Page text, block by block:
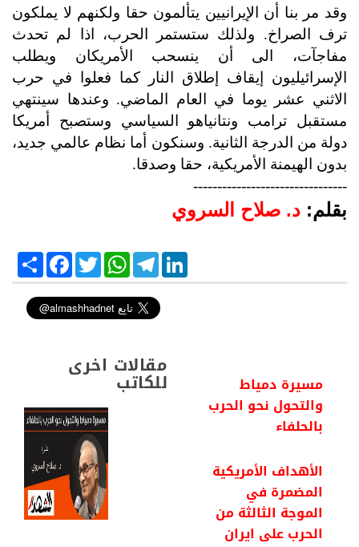
وقد مر بنا أن الإيرانيين يتألمون حقا ولكنهم لا يملكون
ترف الصراخ. ولذلك ستستمر الحرب، اذا لم تحدث
مفاجآت، الى أن ينسحب الأمريكان ويطلب
الإسرائيليون إيقاف إطلاق النار كما فعلوا في حرب
الاثني عشر يوما في العام الماضي. وعندها سينتهي
مستقبل ترامب ونتانياهو السياسي وستصبح أمريكا
دولة من الدرجة الثانية. وسنكون أما نظام عالمي جديد،
بدون الهيمنة الأمريكية، حقا وصدقا.
--------------------------------
بقلم: د. صلاح السروي
S
h
a
r
e
F
a
c
e
b
o
T
w
i
t
t
e
W
h
a
t
s
A
T
e
l
e
g
r
L
i
n
مقالات اخرى
للكاتب
مسيرة دمياط
والتحول نحو الحرب
بالحلفاء
الأهداف الأمريكية
المضمرة في
الموجة الثالثة من
الحرب على ايران